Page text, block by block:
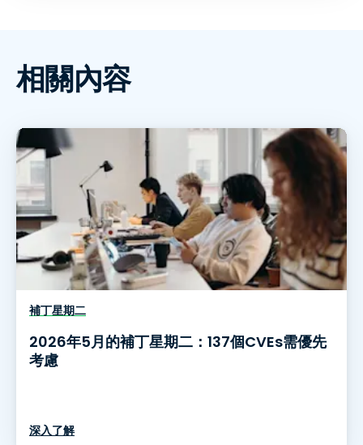
相關內容
補丁星期二
2026年5月的補丁星期二：137個CVEs需優先
考慮
深入了解